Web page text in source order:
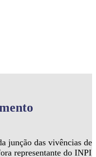
junção das vivências de
representante do INPI